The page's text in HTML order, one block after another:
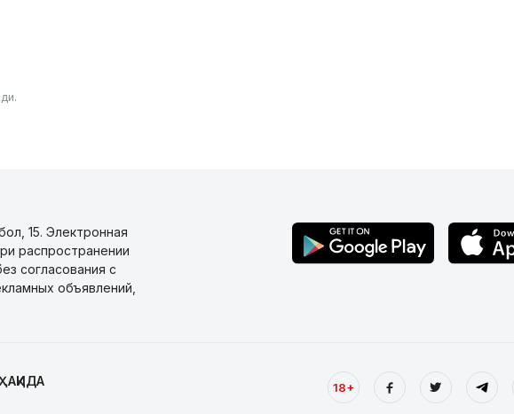
15. Электронная
распространении
согласования с
объявлений,
18+